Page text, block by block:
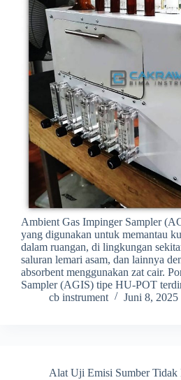
Ambient Gas Impinger Sampler
yang digunakan untuk memantau
dalam ruangan, di lingkungan
saluran lemari asam, dan lainnya
absorbent menggunakan zat cair.
Sampler (AGIS) tipe HU-POT
cb instrument
Juni 8, 2025
Alat Uji Emisi Sumber Tidak